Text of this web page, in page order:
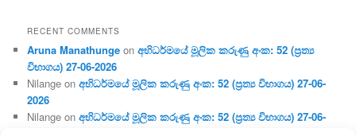
RECENT COMMENTS
Aruna Manathunge onඅභිධර්මයේ මූලික කරුණු අංක: 52 (ප්‍ර‍ත්‍ය
විභාගය) 27-06-2026
Nilange onඅභිධර්මයේ මූලික කරුණු අංක: 52 (ප්‍ර‍ත්‍ය විභාගය) 27-06-
2026
Nilange onඅභිධර්මයේ මූලික කරුණු අංක: 52 (ප්‍ර‍ත්‍ය විභාගය) 27-06-